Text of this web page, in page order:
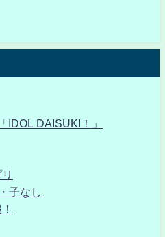
IDOL DAISUKI！」
子なし